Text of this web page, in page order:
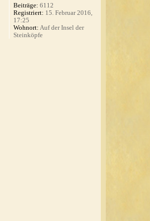
Beiträge: 6112
Registriert: 15. Februar 2016,
17:25
Wohnort: Auf der Insel der
Steinköpfe